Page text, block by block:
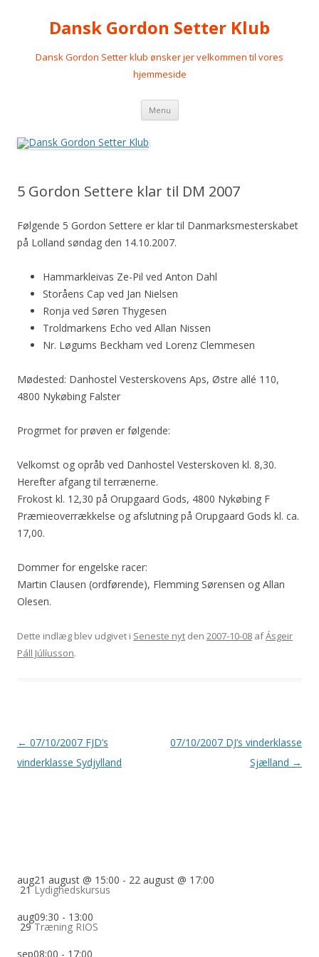
Dansk Gordon Setter Klub
Dansk Gordon Setter klub ønsker jer velkommen til vores
hjemmeside
Menu Videre
indhold
5 Gordon Settere klar til DM 2007
Følgende 5 Gordon Settere er klar til Danmarksmesterskabet
på Lolland søndag den 14.10.2007.
Hammarkleivas Ze-Pil ved Anton Dahl
Storåens Cap ved Jan Nielsen
Ronja ved Søren Thygesen
Troldmarkens Echo ved Allan Nissen
Nr. Løgums Beckham ved Lorenz Clemmesen
Mødested: Danhostel Vesterskovens Aps, Østre allé 110,
4800 Nykøbing Falster
Progrmet for prøven er følgende:
Velkomst og opråb ved Danhostel Vesterskoven kl. 8,30.
Herefter afgang til terrænerne.
Frokost kl. 12,30 på Orupgaard Gods, 4800 Nykøbing F
Præmieoverrækkelse og afslutning på Orupgaard Gods kl. ca.
17,00.
Dommer for engelske racer:
Martin Clausen (ordførende), Flemming Sørensen og Allan
Olesen.
Dette indlæg blev udgivet i Seneste nyt den 2007-10-08 afÁsgeir
Páll Júlíusson.
Indlægsnavigation
← 07/10/2007 FJD’s
vinderklasse Sydjylland
07/10/2007 DJ’s vinderklasse
Sjælland →
aug
21
21 august @ 15:00 - 22 august @ 17:00
Lydighedskursus
aug
29
09:30 - 13:00
Træning RIOS
sep08:00 - 17:00